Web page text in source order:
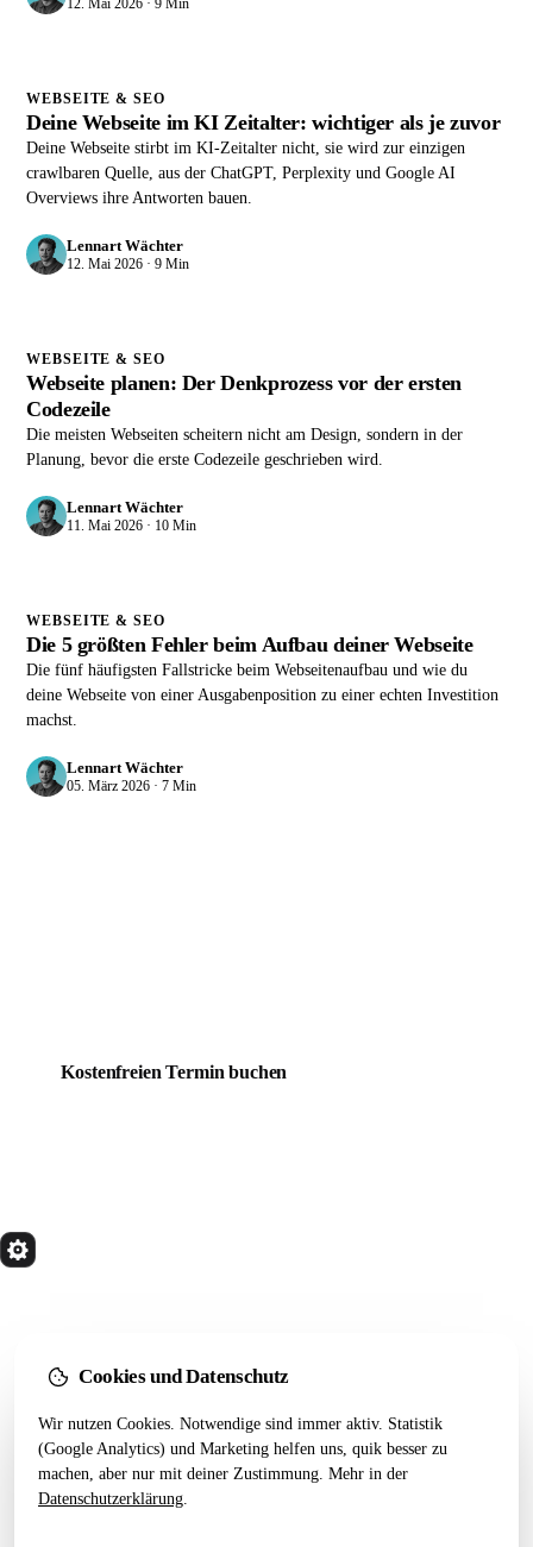
WEBSEITE & SEO
Deine Webseite im KI Zeitalter: wichtiger als je zuvor
Deine Webseite stirbt im KI-Zeitalter nicht, sie wird zur einzigen
crawlbaren Quelle, aus der ChatGPT, Perplexity und Google AI
Overviews ihre Antworten bauen.
Lennart Wächter
12. Mai 2026 · 9 Min
WEBSEITE & SEO
Webseite planen: Der Denkprozess vor der ersten
Codezeile
Die meisten Webseiten scheitern nicht am Design, sondern in der
Planung, bevor die erste Codezeile geschrieben wird.
Lennart Wächter
11. Mai 2026 · 10 Min
WEBSEITE & SEO
Die 5 größten Fehler beim Aufbau deiner Webseite
Die fünf häufigsten Fallstricke beim Webseitenaufbau und wie du
deine Webseite von einer Ausgabenposition zu einer echten Investition
machst.
Lennart Wächter
05. März 2026 · 7 Min
Kostenfreien Termin buchen
LEISTUNGEN
Alle Leistungen
Webseiten Aufbau
RESSOURCEN
Startseiten-Test
Cookies und Datenschutz
Wir nutzen Cookies. Notwendige sind immer aktiv. Statistik
(Google Analytics) und Marketing helfen uns, quik besser zu
machen, aber nur mit deiner Zustimmung. Mehr in der
Datenschutzerklärung